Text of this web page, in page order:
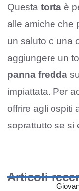
Questa torta è
alle amiche che
un saluto o una
aggiungere un
panna fredda
impiattata. Per
offrire agli ospiti
soprattutto se si
Articoli